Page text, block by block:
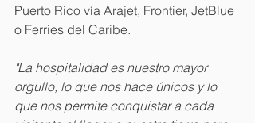
Puerto Rico vía Arajet, Frontier, JetBlue
o Ferries del Caribe.
"La hospitalidad es nuestro mayor
orgullo, lo que nos hace únicos y lo
que nos permite conquistar a cada